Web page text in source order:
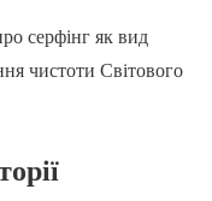
серфінг як вид
чистоти Світового